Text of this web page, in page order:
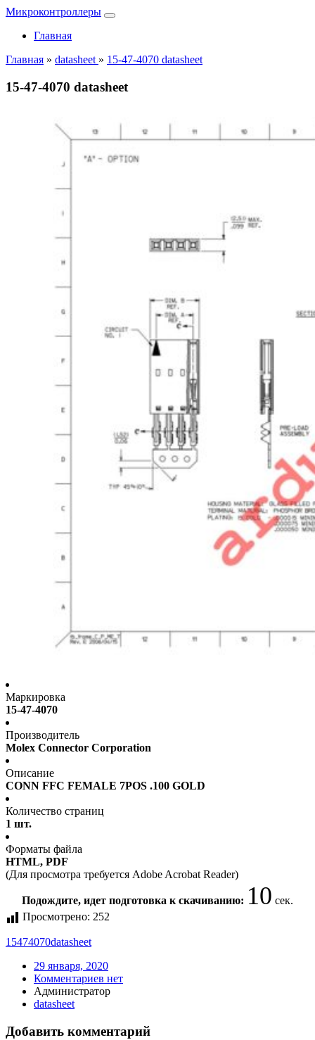
Микроконтроллеры
Главная
Главная » datasheet » 15-47-4070 datasheet
15-47-4070 datasheet
Маркировка
15-47-4070
Производитель
Molex Connector Corporation
Описание
CONN FFC FEMALE 7POS .100 GOLD
Количество страниц
1 шт.
Форматы файла
HTML, PDF
(Для просмотра требуется Adobe Acrobat Reader)
Подождите, идет подготовка к скачиванию: 10 сек.
Просмотрено: 252
15474070datasheet
29 января, 2020
Комментариев нет
Администратор
datasheet
Добавить комментарий